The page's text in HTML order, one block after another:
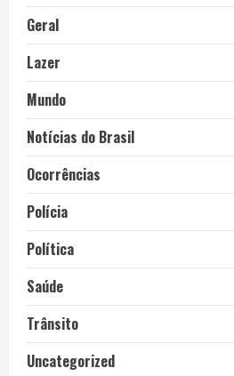
Geral
Lazer
Mundo
Notícias do Brasil
Ocorrências
Polícia
Política
Saúde
Trânsito
Uncategorized